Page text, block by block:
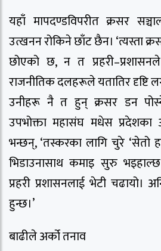
यहाँ मापदण्डविपरीत क्रसर
उत्खनन रोकिने छाँट छैन। ‘त्यस्ता
छोएको छ, न त
राजनीतिक दलहरूले यतातिर दृष्टि
उनीहरू नै त हुन् क्रसर डन
उपभोक्ता महासंघ मधेस प्रदेशका
भन्छन्, ‘तस्करका लागि चुरे ‘सेतो
भिडाउनासाथ कमाइ सुरु
प्रहरी प्रशासनलाई भेटी चढायो।
हुन्छ।’
बाढीले अर्को तनाव